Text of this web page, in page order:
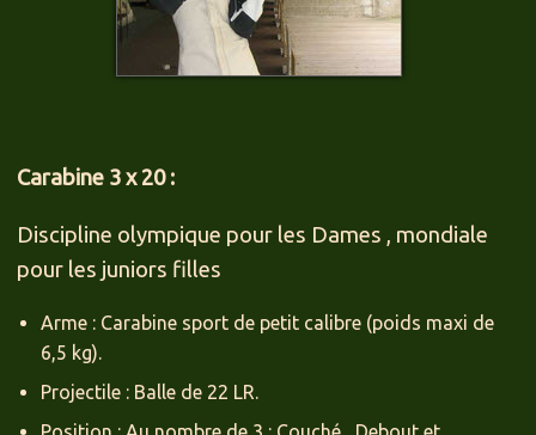
Carabine 3 x 20 :
Discipline olympique pour les Dames , mondiale
pour les juniors filles
Arme : Carabine sport de petit calibre (poids maxi de
6,5 kg).
Projectile : Balle de 22 LR.